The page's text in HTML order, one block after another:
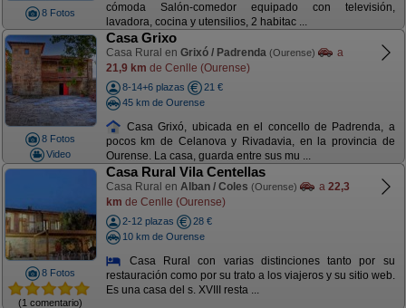
8 Fotos
cómoda Salón-comedor equipado con televisión,
lavadora, cocina y utensilios, 2 habitac ...
8 Fotos
Video
Casa Grixo
Casa Rural en Grixó / Padrenda (Ourense)
a
21,9 km de Cenlle (Ourense)
8-14+6 plazas
21 €
45 km de Ourense
Casa Grixó, ubicada en el concello de Padrenda, a
pocos km de Celanova y Rivadavia, en la provincia de
Ourense. La casa, guarda entre sus mu ...
8 Fotos
(1 comentario)
Casa Rural Vila Centellas
Casa Rural en Alban / Coles (Ourense) a 22,3
km de Cenlle (Ourense)
2-12 plazas
28 €
10 km de Ourense
Casa Rural con varias distinciones tanto por su
restauración como por su trato a los viajeros y su sitio web.
Es una casa del s. XVIII resta ...